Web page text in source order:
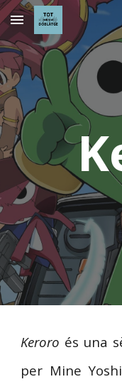
Skip to main content
Keroro és una
per Mine